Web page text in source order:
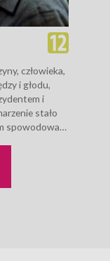
człowieka,
i głodu,
i
stało
spowodował,